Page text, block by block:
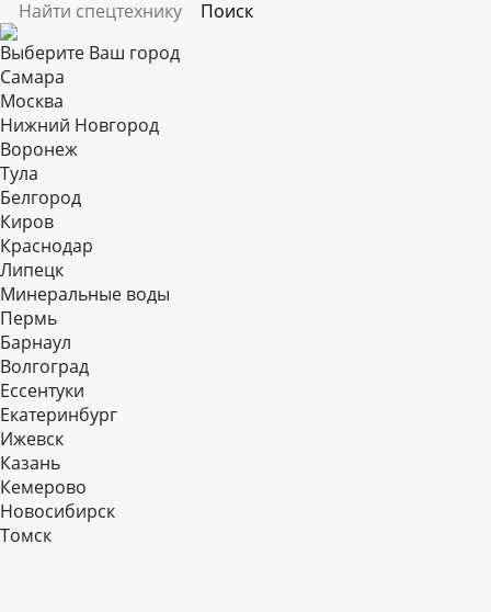
Выберите Ваш город
Самара
Москва
Нижний Новгород
Воронеж
Тула
Белгород
Киров
Краснодар
Липецк
Минеральные воды
Пермь
Барнаул
Волгоград
Еcсентуки
Екатеринбург
Ижевск
Казань
Кемерово
Новосибирск
Томск